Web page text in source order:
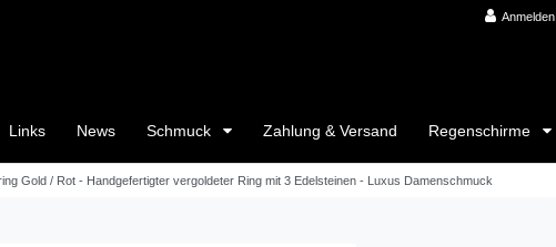
Anmelden
Links News Schmuck Zahlung & Versand Regenschirme
Gold / Rot - Handgefertigter vergoldeter Ring mit 3 Edelsteinen - Luxus Damenschmuck